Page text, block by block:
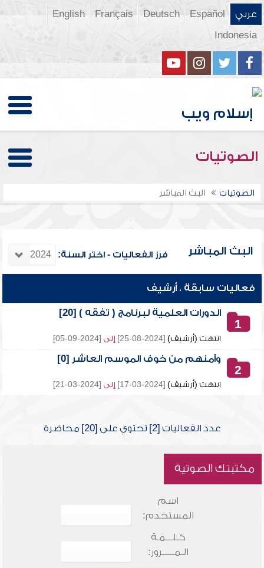
عربي Español
Deutsch
Français
English
Indonesia
الصوتيات
الصوتيات البث المباشر
البث المباشر فرز الفعاليات - اختر السنة:
فعاليات سابقة ، أرشيف
1
الدورات العلمية لبرنامج ( تفقه ) [20]
انتهت (أرشيف) [2024-08-25] إلى [2024-09-05]
2
وآمنهم من خوف الموسم العاشر [0]
انتهت (أرشيف) [2024-03-17] إلى [2024-03-21]
عدد الفعاليات [2] تحتوي على [20] محاضرة
مكتبتك الصوتية
اسم
المستخدم:
كـلـــمـة
الـمـــــرور: